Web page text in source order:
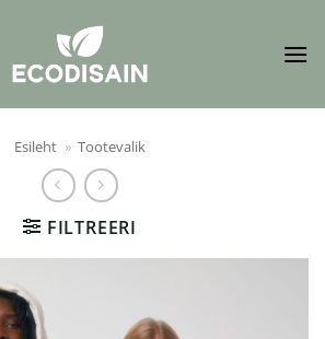
Esileht » Tootevalik
FILTREERI